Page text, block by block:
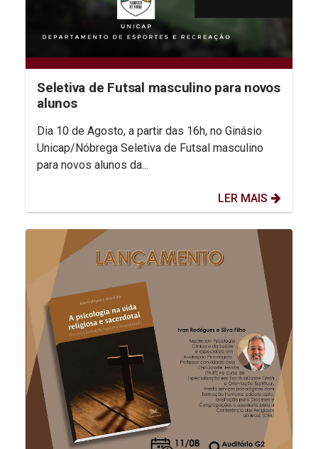
Seletiva de Futsal masculino para novos
alunos
Dia 10 de Agosto, a partir das 16h, no Ginásio
Unicap/Nóbrega Seletiva de Futsal masculino
para novos alunos da...
LER MAIS